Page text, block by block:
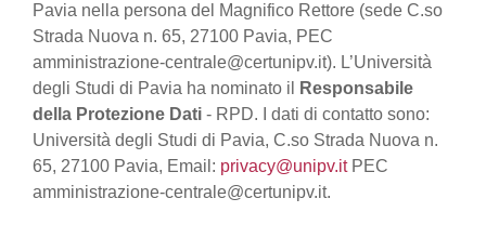
Pavia nella persona del Magnifico Rettore (sede C.so
Strada Nuova n. 65, 27100 Pavia, PEC
amministrazione-centrale@certunipv.it). L’Università
degli Studi di Pavia ha nominato il
Responsabile
della Protezione Dati - RPD. I dati di contatto sono:
Università degli Studi di Pavia, C.so Strada Nuova n.
65, 27100 Pavia, Email: privacy@unipv.itPEC
amministrazione-centrale@certunipv.it.